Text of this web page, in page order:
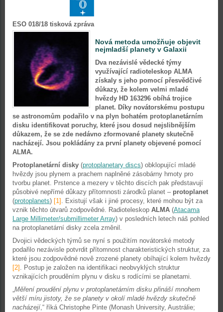
ESO 018/18 tisková zpráva
Nová metoda umožňuje objevit
nejmladší planety v Galaxii
Dva nezávislé vědecké týmy
využívající radioteleskop ALMA
získaly s jeho pomocí přesvědčivé
důkazy, že kolem velmi mladé
hvězdy HD 163296 obíhá trojice
planet. Díky novátorskému postupu
se astronomům podařilo v na plyn bohatém protoplanetárním
disku identifikovat poruchy, které jsou dosud nejslibnějším
důkazem, že se zde nedávno zformované planety skutečně
nacházejí. Jsou pokládány za první planety objevené pomocí
ALMA.
Protoplanetární disky (protoplanetary discs) obklopující mladé
hvězdy jsou plynem a prachem naplněné zásobárny hmoty pro
tvorbu planet. Prstence a mezery v těchto discích pak představují
působivé nepřímé důkazy přítomnosti zárodků planet – protoplanet
(protoplanets) [1] . Existují však i jiné procesy, které mohou být za
vznik těchto útvarů zodpovědné. Radioteleskop ALMA (Atacama
Large Millimeter/submillimeter Array) v posledních letech náš pohled
na protoplanetární disky zcela změnil.
Dvojici vědeckých týmů se nyní s použitím novátorské metody
podařilo nezávisle potvrdit přítomnost charakteristických struktur, za
které jsou zodpovědné nově zrozené planety obíhající kolem hvězdy
[2] . Postup je založen na identifikaci neobvyklých struktur
vznikajících prouděním plynu v disku s rodícími se planetami.
„Měření proudění plynu v protoplanetárním disku přináší mnohem
větší míru jistoty, že se planety v okolí mladé hvězdy skutečně
nacházejí,“ říká Christophe Pinte (Monash University, Austrálie;